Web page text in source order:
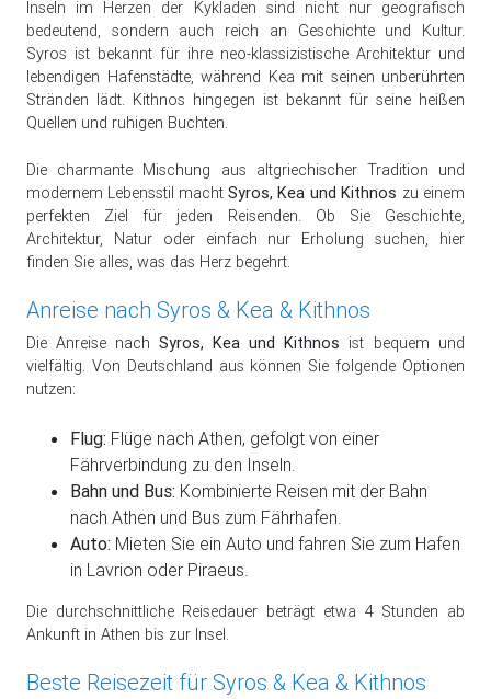
Inseln im Herzen der Kykladen sind nicht nur geografisch
bedeutend, sondern auch reich an Geschichte und Kultur.
Syros ist bekannt für ihre neo-klassizistische Architektur und
lebendigen Hafenstädte, während Kea mit seinen unberührten
Stränden lädt. Kithnos hingegen ist bekannt für seine heißen
Quellen und ruhigen Buchten.
Die charmante Mischung aus altgriechischer Tradition und
modernem Lebensstil macht Syros, Kea und Kithnos zu einem
perfekten Ziel für jeden Reisenden. Ob Sie Geschichte,
Architektur, Natur oder einfach nur Erholung suchen, hier
finden Sie alles, was das Herz begehrt.
Anreise nach Syros & Kea & Kithnos
Die Anreise nach Syros, Kea und Kithnos ist bequem und
vielfältig. Von Deutschland aus können Sie folgende Optionen
nutzen:
Flug: Flüge nach Athen, gefolgt von einer
Fährverbindung zu den Inseln.
Bahn und Bus: Kombinierte Reisen mit der Bahn
nach Athen und Bus zum Fährhafen.
Auto: Mieten Sie ein Auto und fahren Sie zum Hafen
in Lavrion oder Piraeus.
Die durchschnittliche Reisedauer beträgt etwa 4 Stunden ab
Ankunft in Athen bis zur Insel.
Beste Reisezeit für Syros & Kea & Kithnos